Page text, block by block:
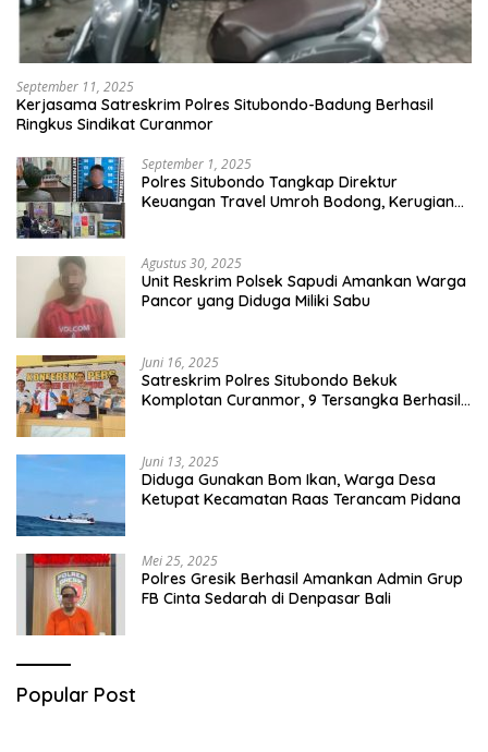
September 11, 2025
Kerjasama Satreskrim Polres Situbondo-Badung Berhasil
Ringkus Sindikat Curanmor
September 1, 2025
Polres Situbondo Tangkap Direktur
Keuangan Travel Umroh Bodong, Kerugian
Agustus 30, 2025
Unit Reskrim Polsek Sapudi Amankan Warga
Pancor yang Diduga Miliki Sabu
Juni 16, 2025
Satreskrim Polres Situbondo Bekuk
Komplotan Curanmor, 9 Tersangka Berhasil
Juni 13, 2025
Diduga Gunakan Bom Ikan, Warga Desa
Ketupat Kecamatan Raas Terancam Pidana
Mei 25, 2025
Polres Gresik Berhasil Amankan Admin Grup
FB Cinta Sedarah di Denpasar Bali
Popular Post